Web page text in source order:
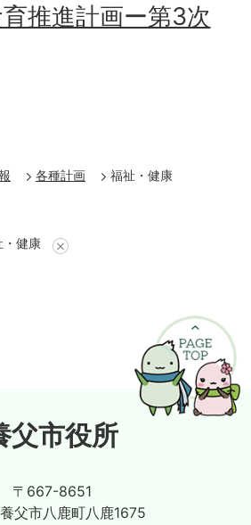
推進計画ー第3次
各種計画 福祉・健康
・健康
父市役所
〒667-8651
父市八鹿町八鹿1675